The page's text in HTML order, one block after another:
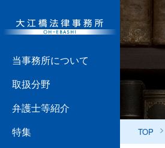
当事務所について
取扱分野
弁護士等紹介
特集
TOP